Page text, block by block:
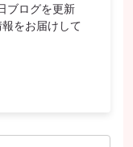
ブログを更新
をお届けして